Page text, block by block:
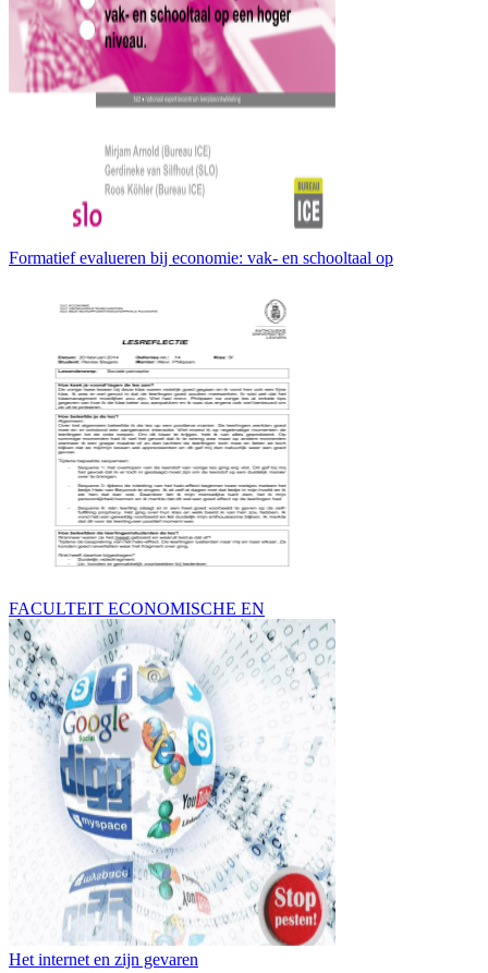
Formatief evalueren bij economie: vak- en schooltaal op
FACULTEIT ECONOMISCHE EN
Het internet en zijn gevaren